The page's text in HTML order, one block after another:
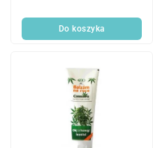
Do koszyka